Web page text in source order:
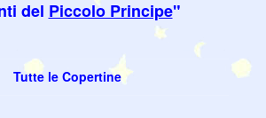
del Piccolo Principe"
Tutte le Copertine